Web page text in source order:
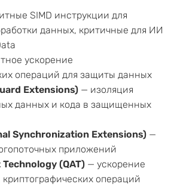
SIMD инструкции для
данных, критичные для ИИ
ускорение
операций для защиты данных
Extensions) — изоляция
данных и кода в защищенных
Synchronization Extensions) —
приложений
(QAT) — ускорение
операций